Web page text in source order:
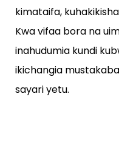
kimataifa,
Kwa vifaa bora na
inahudumia kundi
ikichangia
sayari yetu.